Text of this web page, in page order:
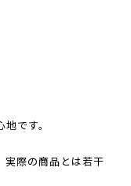
です。
際の商品とは若干